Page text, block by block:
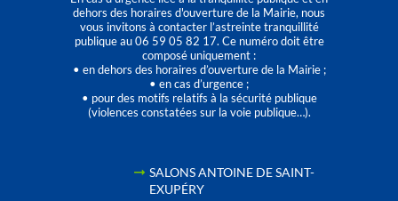
dehors des horaires d'ouverture de la Mairie, nous
vous invitons à contacter l’astreinte tranquillité
publique au 06 59 05 82 17. Ce numéro doit être
composé uniquement :
• en dehors des horaires d’ouverture de la Mairie ;
• en cas d’urgence ;
• pour des motifs relatifs à la sécurité publique
(violences constatées sur la voie publique…).
SALONS ANTOINE DE SAINT-
EXUPÉRY